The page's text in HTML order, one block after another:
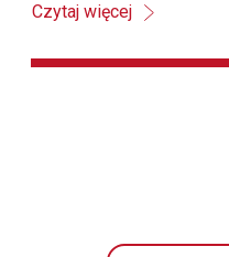
Czytaj więcej